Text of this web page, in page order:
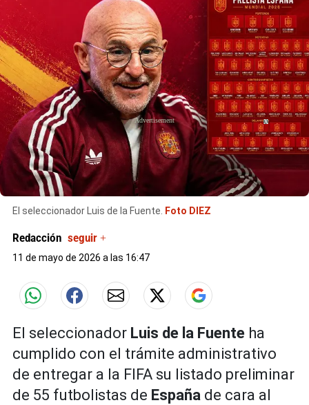
El seleccionador Luis de la Fuente. Foto DIEZ
X
Redacción seguir +
11 de mayo de 2026 a las 16:47
El seleccionador Luis de la Fuente ha
cumplido con el trámite administrativo
de entregar a la FIFA su listado preliminar
de 55 futbolistas de España de cara al